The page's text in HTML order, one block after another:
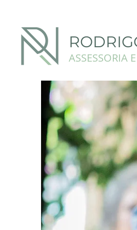
ASSESSORIA